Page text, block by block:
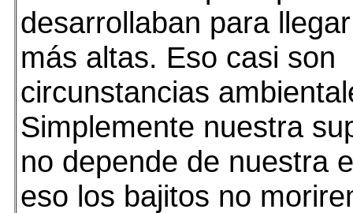
desarrollaban para
más altas. Eso casi son
circunstancias
Simplemente nuestra
no depende de nuestra
eso los bajitos no